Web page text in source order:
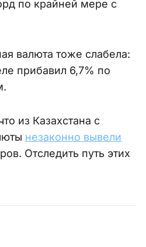
по крайней мере с
валюта тоже слабела:
прибавил 6,7% по
из Казахстана с
незаконно вывели
Отследить путь этих